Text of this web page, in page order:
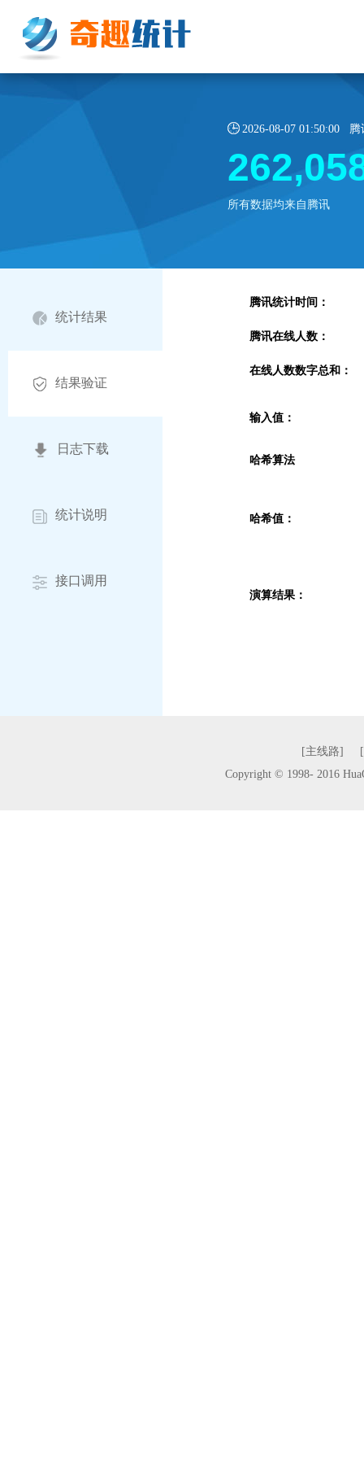
2026-08-07 01:50:00
所有数据均来自腾讯
统计结果
结果验证
日志下载
统计说明
接口调用
腾讯统计时间：
腾讯在线人数：
在线人数数字总和：
输入值：
哈希算法
哈希值：
演算结果：
[主线路]
Copyright © 1998- 2016